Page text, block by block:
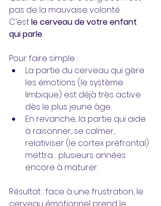
pas de la mauvaise volonté.
C’est le cerveau de votre enfant
qui parle.
Pour faire simple :
La partie du cerveau qui gère
les émotions (le système
limbique) est déjà très active
dès le plus jeune âge.
En revanche, la partie qui aide
à raisonner, se calmer,
relativiser (le cortex préfrontal)
mettra… plusieurs années
encore à maturer.
Résultat : face à une frustration, le